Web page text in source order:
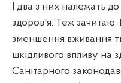
І два з них належать
здоров'я. Теж
зменшення вживання
шкідливого впливу на
Санітарного